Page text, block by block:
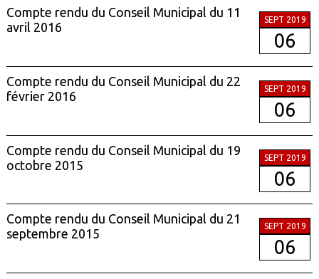
Compte rendu du Conseil Municipal du 11
avril 2016
SEPT 2019
06
Compte rendu du Conseil Municipal du 22
février 2016
SEPT 2019
06
Compte rendu du Conseil Municipal du 19
octobre 2015
SEPT 2019
06
Compte rendu du Conseil Municipal du 21
septembre 2015
SEPT 2019
06